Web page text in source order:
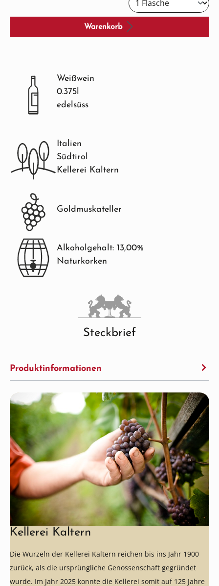
Warenkorb
Weißwein
0.375l
edelsüss
Italien
Südtirol
Kellerei Kaltern
Goldmuskateller
Alkoholgehalt: 13,00%
Naturkorken
Steckbrief
Produktinformationen
Kellerei Kaltern
Die Wurzeln der Kellerei Kaltern reichen bis ins Jahr 1900
zurück, als die ursprüngliche Genossenschaft gegründet
wurde. Im Jahr 2025 konnte die Kellerei somit auf 125 Jahre